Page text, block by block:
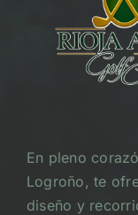
En pleno
Logroño, te
diseño y